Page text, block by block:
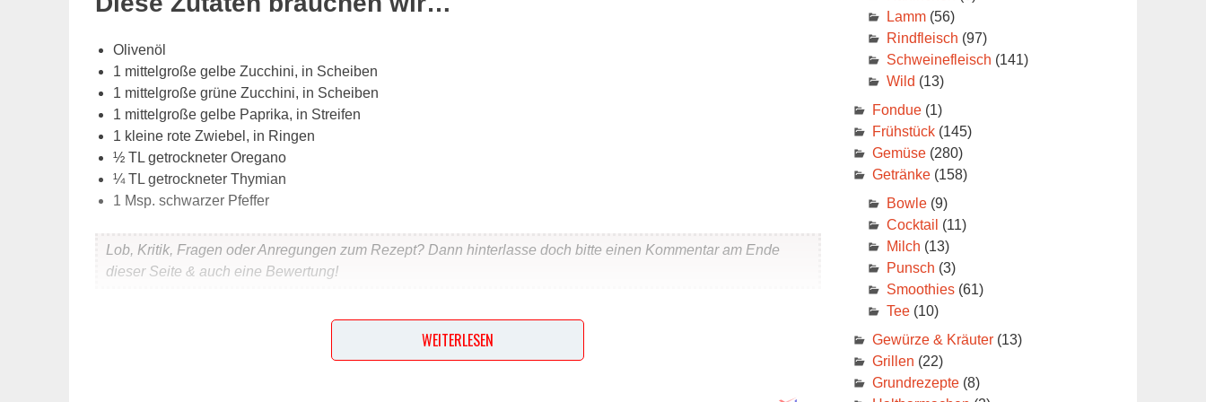
Olivenöl
1 mittelgroße gelbe Zucchini, in Scheiben
1 mittelgroße grüne Zucchini, in Scheiben
1 mittelgroße gelbe Paprika, in Streifen
1 kleine rote Zwiebel, in Ringen
½TL getrockneter Oregano
¼TL getrockneter Thymian
1 Msp. schwarzer Pfeffer
Lob, Kritik, Fragen oder Anregungen zum Rezept? Dann hinterlasse doch bitte einen Kommentar am Ende
dieser Seite & auch eine Bewertung!
Und so wird es gemacht… WEITERLESEN
Lamm(56)
Rindfleisch (97)
Schweinefleisch (141)
Wild (13)
Fondue(1)
Frühstück(145)
Gemüse(280)
Getränke(158)
Bowle(9)
Cocktail (11)
Milch (13)
Punsch (3)
Smoothies(61)
Tee(10)
Gewürze & Kräuter(13)
Grillen (22)
Grundrezepte(8)